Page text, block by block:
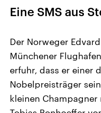
Landtagswahl Sachsen-
2026
Alle Informationen
Sachsen-Anhalt wählt am
Eine SMS aus
Der Norweger
Münchener
erfuhr, dass er einer
Nobelpreisträger
kleinen